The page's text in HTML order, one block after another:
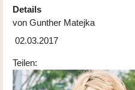
Details
von Gunther Matejka
02.03.2017
Teilen: